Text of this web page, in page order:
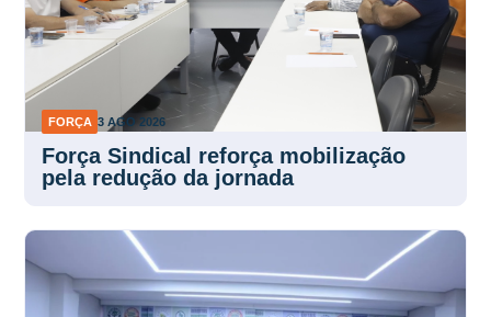
FORÇA 3 AGO 2026
Força Sindical reforça mobilização
pela redução da jornada